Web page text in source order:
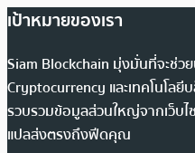
เป้าหมายของเรา
Siam Blockchain มุ่งมั่นที่จะช่ว
Cryptocurrency และเทคโนโลยี
รวบรวมข้อมูลส่วนใหญ่จากเว็บไ
แปลส่งตรงถึงฟีดคุณ